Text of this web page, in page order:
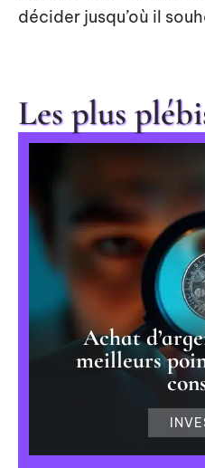
décider jusqu’où il
Les plus
Achat
meilleurs